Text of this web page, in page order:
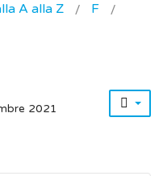
A alla Z
F
2021